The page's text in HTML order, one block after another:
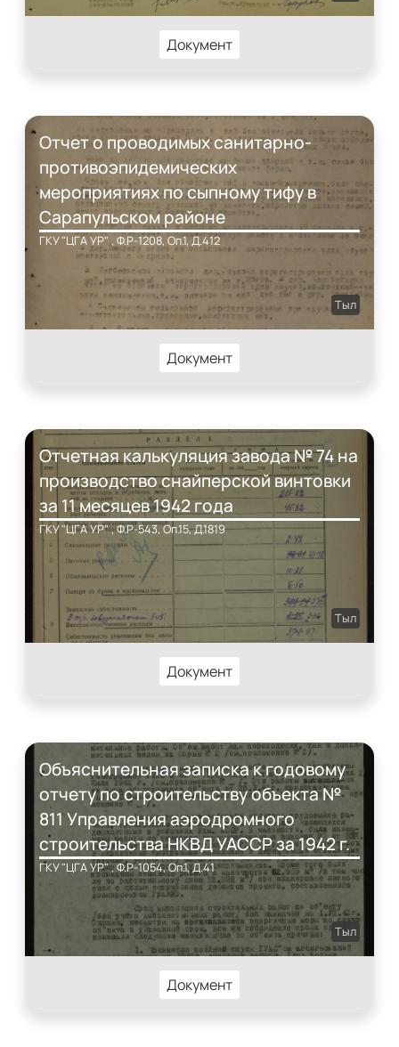
Документ
Отчет о проводимых санитарно-
противоэпидемических
мероприятиях по сыпному тифу в
Сарапульском районе
ГКУ "ЦГА УР" , Ф.Р-1208, Оп.1, Д.412
Тыл
Документ
Отчетная калькуляция завода № 74 на
производство снайперской винтовки
за 11 месяцев 1942 года
ГКУ "ЦГА УР" , Ф.Р-543, Оп.15, Д.1819
Тыл
Документ
Объяснительная записка к годовому
отчету по строительству объекта №
811 Управления аэродромного
строительства НКВД УАССР за 1942 г.
ГКУ "ЦГА УР" , Ф.Р-1054, Оп.1, Д.41
Тыл
Документ